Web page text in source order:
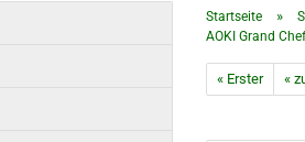
HANDGESCHMIEDETE KOCHMESSER
JAPANISCHE
Startseite »
AOKI Grand
« Erster «